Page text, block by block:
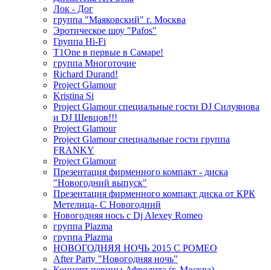
Лок - Дог
группа "Маяковский" г. Москва
Эротическое шоу "Pafos"
Группа Hi-Fi
T1One в первые в Самаре!
группа Многоточие
Richard Durand!
Project Glamour
Kristina Si
Project Glamour специальные гости DJ Силуянова
и DJ Шевцов!!!
Project Glamour
Project Glamour специальные гости группа
FRANKY
Project Glamour
Презентация фирменного компакт - диска
"Новогодний выпуск"
Презентация фирменного компакт диска от КРК
Метелица- С Новогодний
Новогодняя нось с Dj Alexey Romeo
группа Plazma
группа Plazma
НОВОГОДНЯЯ НОЧЬ 2015 C РОМЕО
After Party "Новогодняя ночь"